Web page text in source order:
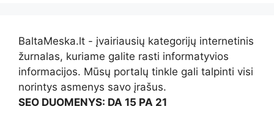
BaltaMeska.lt - įvairiausių kategorijų internetinis
žurnalas, kuriame galite rasti informatyvios
informacijos. Mūsų portalų tinkle gali talpinti visi
norintys asmenys savo įrašus.
SEO DUOMENYS: DA 15 PA 21